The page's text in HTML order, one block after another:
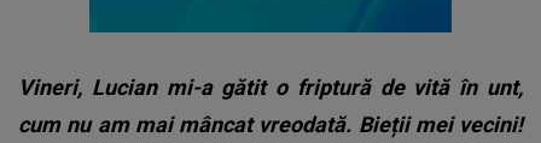
Vineri, Lucian mi-a gătit o friptură de vită în unt,
cum nu am mai mâncat vreodată. Bieții mei vecini!